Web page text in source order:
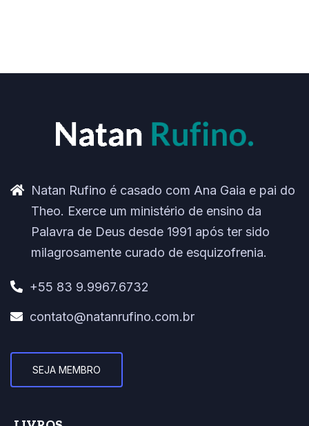
Natan Rufino é casado com Ana Gaia e pai do
Theo. Exerce um ministério de ensino da
Palavra de Deus desde 1991 após ter sido
milagrosamente curado de esquizofrenia.
+55 83 9.9967.6732
contato@natanrufino.com.br
SEJA MEMBRO